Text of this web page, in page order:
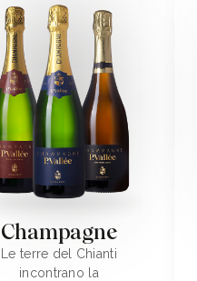
Champagne
Le terre del Chianti
incontrano la